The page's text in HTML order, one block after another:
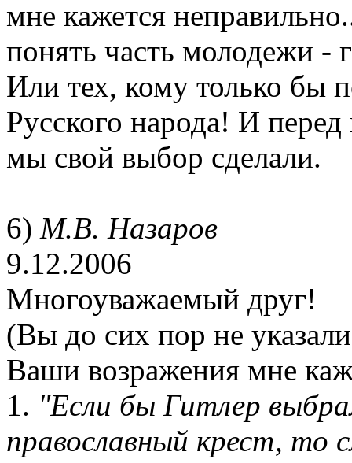
мне кажется
понять часть молодежи -
Или тех, кому только бы
Русского народа! И
мы свой выбор сделали.
6) М.В. Назаров
9.12.2006
Многоуважаемый друг!
(Вы до сих пор не
Ваши возражения мне
1. "Если бы Гитлер
православный крест, то